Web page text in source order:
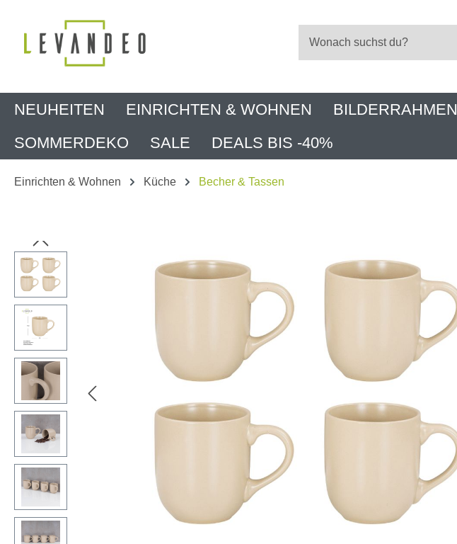
NEUHEITEN EINRICHTEN & WOHNEN BILDERRAHMEN
SOMMERDEKO
SALE DEALS BIS -40%
Einrichten & Wohnen Küche Becher & Tassen
Bildergalerie überspringen